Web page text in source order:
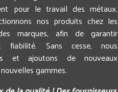
pour le travail des métaux.
nos produits chez les
marques, afin de garantir
fiabilité. Sans cesse, nous
et ajoutons de nouveaux
gammes.